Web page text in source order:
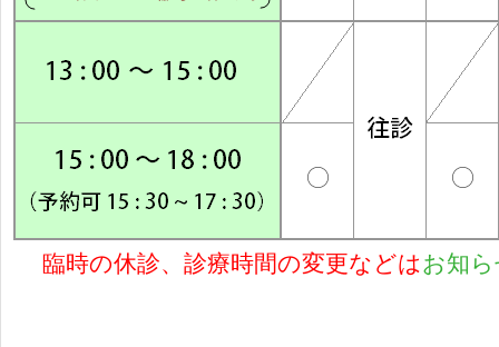
臨時の休診、診療時間の変更などはお知